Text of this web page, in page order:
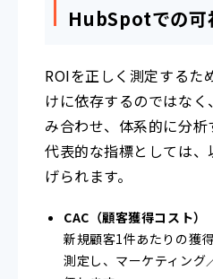
HubSpotでの可
ROIを正しく測定するた
けに依存するのではな
み合わせ、体系的に分析
代表的な指標としては
げられます。
CAC（顧客獲得コスト）
新規顧客1件あたりの獲
測定し、マーケティング